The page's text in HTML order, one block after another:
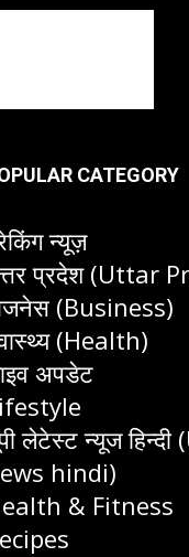
CATEGORY
न्यूज़
प्रदेश (Uttar
(Business)
(Health)
अपडेट
लेटेस्ट न्यूज
hindi)
& Fitness